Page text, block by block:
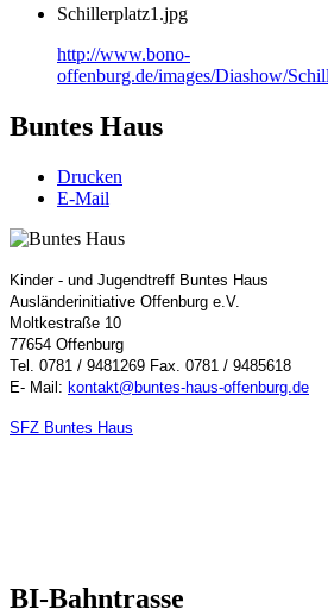
Schillerplatz1.jpg
http://www.bono-
offenburg.de/images/Diashow/
Buntes Haus
Drucken
E-Mail
Kinder - und Jugendtreff Buntes Haus
Ausländerinitiative Offenburg e.V.
Moltkestraße 10
77654 Offenburg
Tel. 0781 / 9481269 Fax. 0781 / 9485618
E- Mail: kontakt@buntes-haus-offenburg.de
SFZ Buntes Haus
BI-Bahntrasse